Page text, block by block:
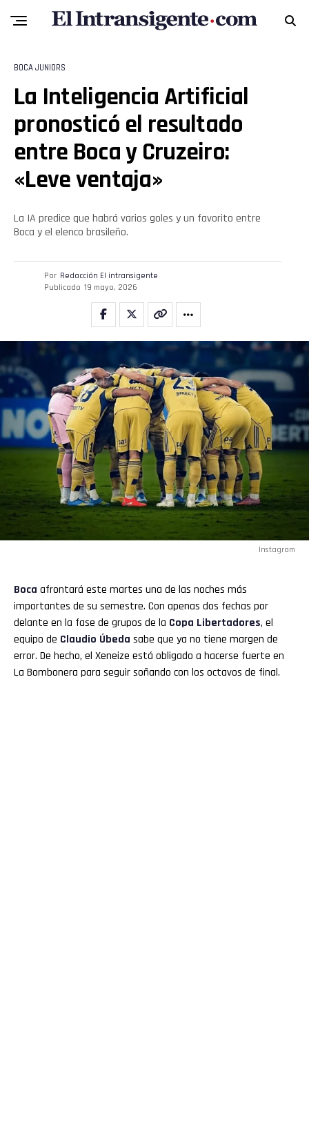
BOCA JUNIORS
La Inteligencia Artificial
pronosticó el resultado
entre Boca y Cruzeiro:
«Leve ventaja»
La IA predice que habrá varios goles y un favorito entre
Boca y el elenco brasileño.
Por Redacción El intransigente
Publicado 19 mayo, 2026
Instagram
Boca afrontará este martes una de las noches más
importantes de su semestre. Con apenas dos fechas por
delante en la fase de grupos de la Copa Libertadores, el
equipo de Claudio Úbeda sabe que ya no tiene margen de
error. De hecho, el Xeneize está obligado a hacerse fuerte en
La Bombonera para seguir soñando con los octavos de final.
Reddit
Pinterest
Whatsapp
Email